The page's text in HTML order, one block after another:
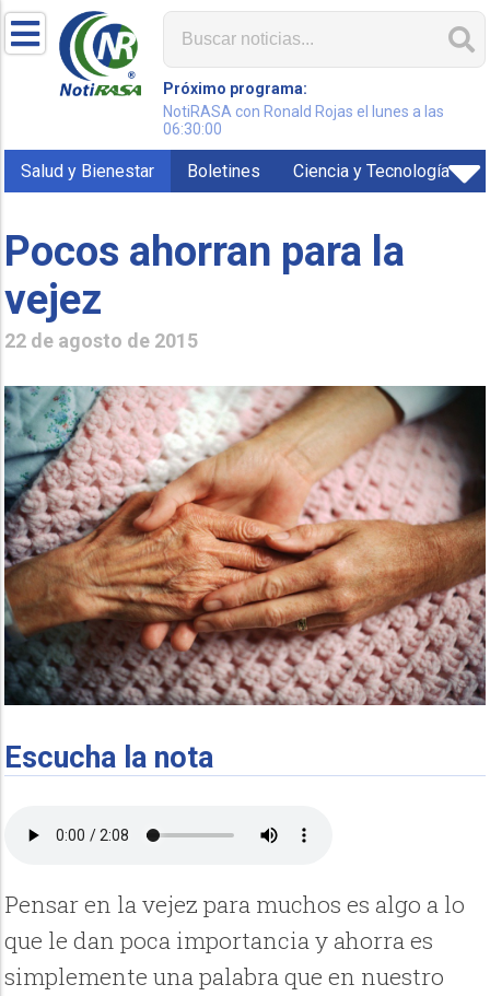
Próximo programa:
NotiRASA con Ronald Rojas el lunes a las
06:30:00
Salud y Bienestar Boletines Ciencia y Tecnología
Pocos ahorran para la
vejez
22 de agosto de 2015
Escucha la nota
Pensar en la vejez para muchos es algo a lo
que le dan poca importancia y ahorra es
simplemente una palabra que en nuestro